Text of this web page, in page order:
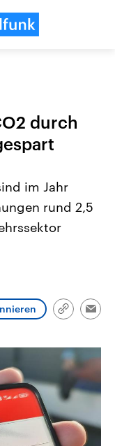
mächtigsten Ländern
großem Einfluss auf
Weltgeschehen.
durch
im Jahr
rund 2,5
Link